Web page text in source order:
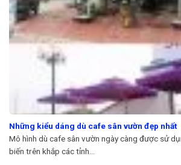
Những kiểu dáng dù cafe sân vườn đẹp nhất
Mô hình dù cafe sân vườn ngày càng được sử
biến trên khắp các tỉnh...